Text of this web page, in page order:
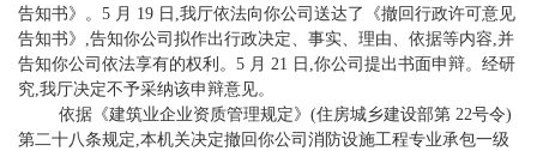
告知书》。5 月 19 日,我厅依法向你公司送达了《撤回行政许可意见
告知书》,告知你公司拟作出行政决定、事实、理由、依据等内容,并
告知你公司依法享有的权利。5 月 21 日,你公司提出书面申辩。经研
究,我厅决定不予采纳该申辩意见。
依据《建筑业企业资质管理规定》(住房城乡建设部第 22号令)
第二十八条规定,本机关决定撤回你公司消防设施工程专业承包一级